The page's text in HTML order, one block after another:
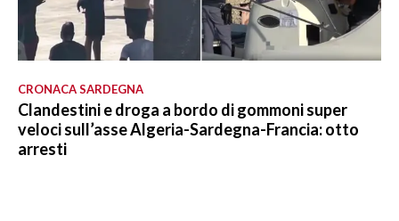
CRONACA SARDEGNA
Clandestini e droga a bordo di gommoni super
veloci sull’asse Algeria-Sardegna-Francia: otto
arresti